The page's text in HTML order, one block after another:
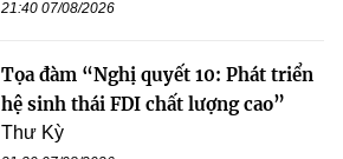
21:40 07/08/2026
Tọa đàm “Nghị quyết 10: Phát triển
hệ sinh thái FDI chất lượng cao”
Thư Kỳ